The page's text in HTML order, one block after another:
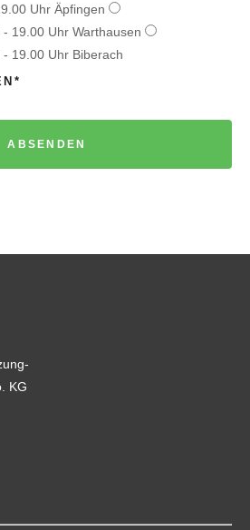
Uhr Äpfingen
19.00 Uhr Warthausen
19.00 Uhr Biberach
*
ABSENDEN
KG